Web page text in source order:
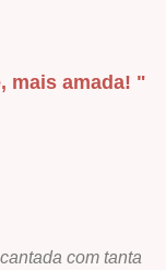
mais amada! "
com tanta